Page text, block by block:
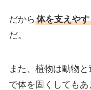
だから 体を支えや
だ。
また、植物は動物
で体を固くしても